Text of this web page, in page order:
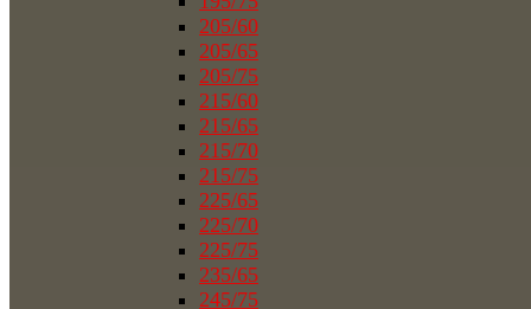
205/60
205/65
205/75
215/60
215/65
215/70
215/75
225/65
225/70
225/75
235/65
245/75